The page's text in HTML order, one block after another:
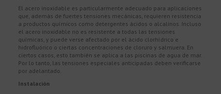
El acero inoxidable es particularmente adecuado para aplicaciones
que, además de fuertes tensiones mecánicas, requieren resistencia
a productos químicos como detergentes ácidos o alcalinos. Incluso
el acero inoxidable no es resistente a todas las tensiones
químicas, y puede verse afectado por el ácido clorhídrico e
hidrofluórico o ciertas concentraciones de cloruro y salmuera. En
ciertos casos, esto también se aplica a las piscinas de agua de mar.
Por lo tanto, las tensiones especiales anticipadas deben verificarse
por adelantado.
Instalación